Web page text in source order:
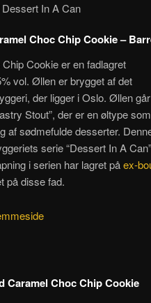
In A Can
Choc Chip Cookie –
Cookie er en fadlagret
vol. Øllen er brygget af det
der ligger i Oslo. Øllen går
Stout”, der er en øltype som
af sødmefulde desserter.
serie “Dessert In A
i serien har lagret påex-
på disse fad.
Caramel Choc Chip Cookie